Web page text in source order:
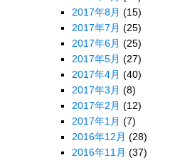
2017年8月 (15)
2017年7月 (25)
2017年6月 (25)
2017年5月 (27)
2017年4月 (40)
2017年3月 (8)
2017年2月 (12)
2017年1月 (7)
2016年12月 (28)
2016年11月 (37)